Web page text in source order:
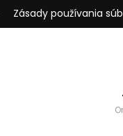
Zásady používania